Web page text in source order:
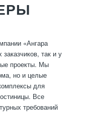
«Ангара
так и у
проекты. Мы
но и целые
для
Все
требований